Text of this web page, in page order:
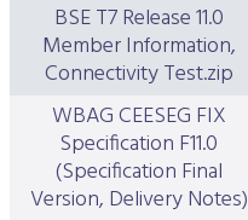
BSE T7 Release 11.0
Member Information,
Connectivity Test.zip
WBAG CEESEG FIX
Specification F11.0
(Specification Final
Version, Delivery Notes)